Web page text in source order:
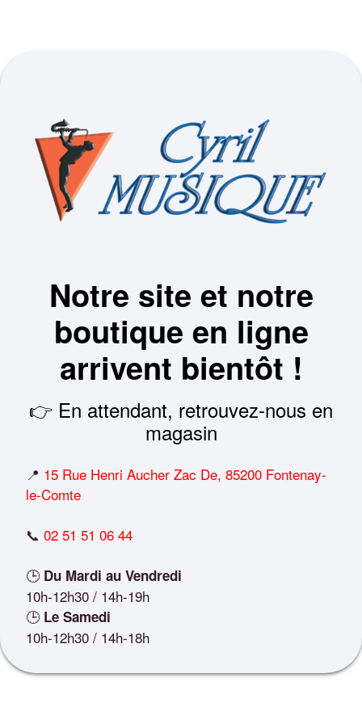
Notre site et notre
boutique en ligne
arrivent bientôt !
👉 En attendant, retrouvez-nous en
magasin
📍 15 Rue Henri Aucher Zac De, 85200 Fontenay-
le-Comte
📞 02 51 51 06 44
🕒 Du Mardi au Vendredi
10h-12h30 / 14h-19h
🕒 Le Samedi
10h-12h30 / 14h-18h